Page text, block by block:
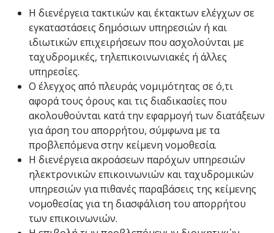
Η διενέργεια τακτικών και έκτακτων ελέγχων σε
εγκαταστάσεις δημόσιων υπηρεσιών ή και
ιδιωτικών επιχειρήσεων που ασχολούνται με
ταχυδρομικές, τηλεπικοινωνιακές ή άλλες
υπηρεσίες.
Ο έλεγχος από πλευράς νομιμότητας σε ό,τι
αφορά τους όρους και τις διαδικασίες που
ακολουθούνται κατά την εφαρμογή των διατάξεων
για άρση του απορρήτου, σύμφωνα με τα
προβλεπόμενα στην κείμενη νομοθεσία.
Η διενέργεια ακροάσεων παρόχων υπηρεσιών
ηλεκτρονικών επικοινωνιών και ταχυδρομικών
υπηρεσιών για πιθανές παραβάσεις της κείμενης
νομοθεσίας για τη διασφάλιση του απορρήτου
των επικοινωνιών.